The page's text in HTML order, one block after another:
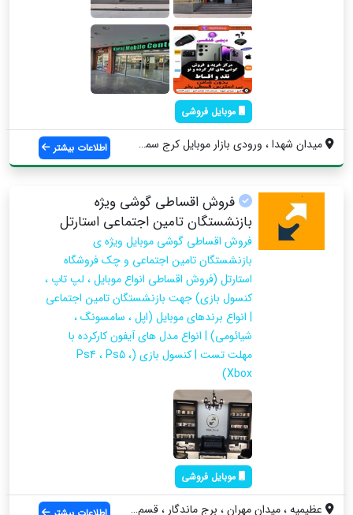
موبایل فروشی
میدان شهدا ، ورودی بازار موبایل کرج سمت ... اطلاعات بیشتر
فروش اقساطی گوشی ویژه
بازنشستگان تامین اجتماعی استارتل
فروش اقساطی گوشی موبایل ویژه ی
بازنشستگان تامین اجتماعی و چک فروشگاه
استارتل (فروش اقساطی انواع موبایل ، لپ تاپ ،
کنسول بازی) جهت بازنشستگان تامین اجتماعی
| انواع برندهای موبایل (اپل ، سامسونگ ،
شیائومی) | انواع مدل های آیفون کارکرده با
مهلت تست | کنسول بازی (Ps4 ، Ps5 ،
Xbox)
موبایل فروشی
عظیمیه ، میدان مهران ، برج ماندگار ، قسم...